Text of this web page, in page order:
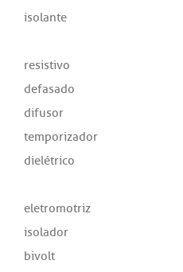
isolante
resistivo
defasado
difusor
temporizador
dielétrico
eletromotriz
isolador
bivolt